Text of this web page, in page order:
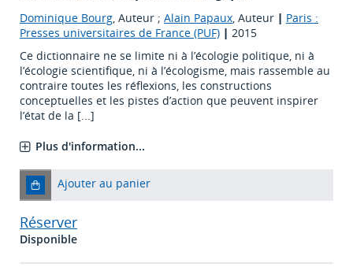
Dominique Bourg, Auteur ; Alain Papaux, Auteur | Paris :
Presses universitaires de France (PUF) | 2015
Ce dictionnaire ne se limite ni à l’écologie politique, ni à
l’écologie scientifique, ni à l’écologisme, mais rassemble au
contraire toutes les réflexions, les constructions
conceptuelles et les pistes d’action que peuvent inspirer
l’état de la [...]
Plus d'information...
Ajouter au panier
Réserver
Disponible